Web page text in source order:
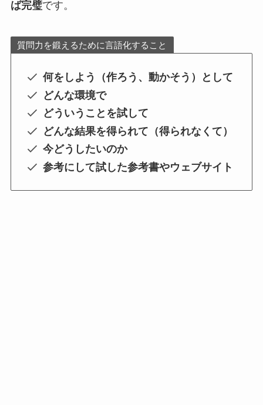
ば完璧です。
質問力を鍛えるために言語化すること
何をしよう（作ろう、動かそう）として
どんな環境で
どういうことを試して
どんな結果を得られて（得られなくて）
今どうしたいのか
参考にして試した参考書やウェブサイト